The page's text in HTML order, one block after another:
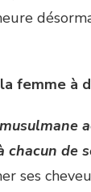
femme à
de
ses